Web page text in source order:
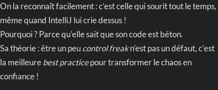
On la reconnaît facilement : c’est celle qui sourit tout le temps,
même quand IntelliJ lui crie dessus !
Pourquoi ? Parce qu'elle sait que son code est béton.
Sa théorie : être un peucontrol freakn'est pas un défaut, c'est
la meilleurebest practicepour transformer le chaos en
confiance !